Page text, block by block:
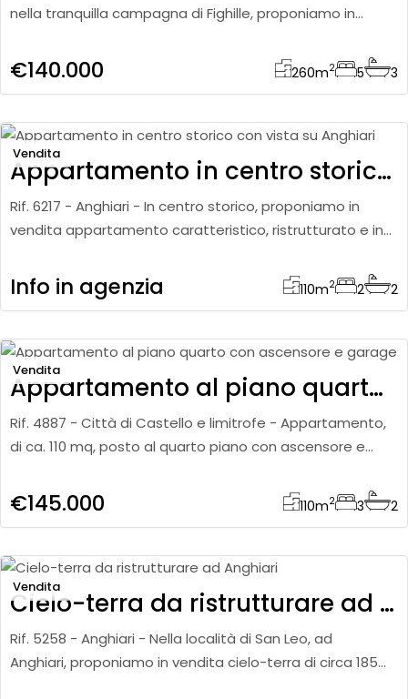
nella tranquilla campagna di Fighille, proponiamo in
in
€140.000 260m2 5 3
Vendita
Appartamento in centro storico con vista su Anghiari
Rif. 6217 - Anghiari - In centro storico, proponiamo in
vendita appartamento caratteristico, ristrutturato e in
e pronto
Info in agenzia 110m2 2 2
Vendita
Appartamento al piano quarto con ascensore e garage
Rif. 4887 - Città di Castello e limitrofe - Appartamento,
di ca. 110 mq, posto al quarto piano con ascensore e
balcone e cami
€145.000 110m2 3 2
Vendita
Cielo-terra da ristrutturare ad Anghiari
Rif. 5258 - Anghiari - Nella località di San Leo, ad
Anghiari, proponiamo in vendita cielo-terra di circa 185